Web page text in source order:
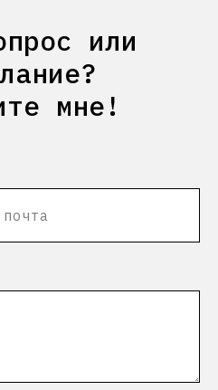
или
мне!